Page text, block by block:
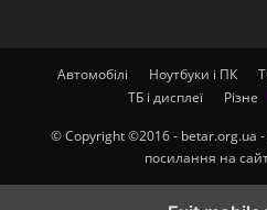
Автомобілі Ноутбуки і ПК
ТБ і дисплеї
Різне
© Copyright ©2016 - betar.org.ua -
посилання на